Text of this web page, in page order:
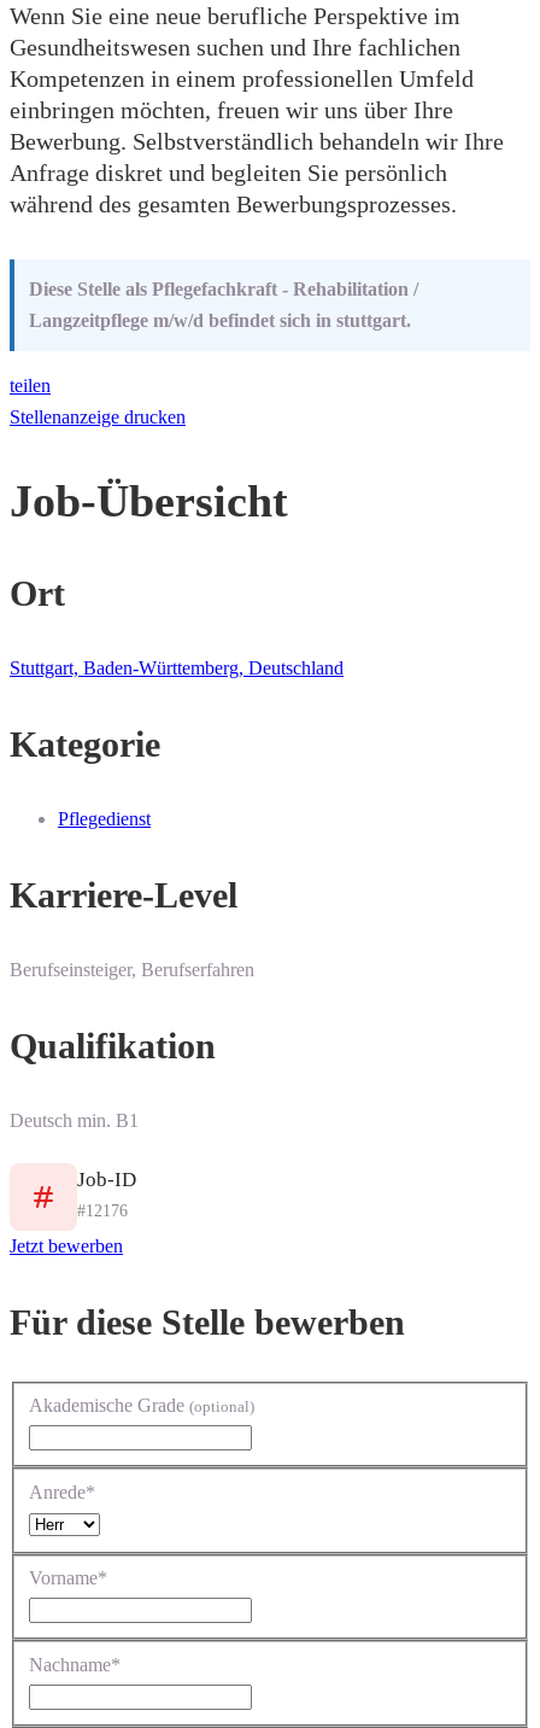
Wenn Sie eine neue berufliche Perspektive im
Gesundheitswesen suchen und Ihre fachlichen
Kompetenzen in einem professionellen Umfeld
einbringen möchten, freuen wir uns über Ihre
Bewerbung. Selbstverständlich behandeln wir Ihre
Anfrage diskret und begleiten Sie persönlich
während des gesamten Bewerbungsprozesses.
Diese Stelle als Pflegefachkraft - Rehabilitation /
Langzeitpflege m/w/d befindet sich in stuttgart.
teilen
Stellenanzeige drucken
Job-Übersicht
Ort
Stuttgart, Baden-Württemberg, Deutschland
Kategorie
Pflegedienst
Karriere-Level
Berufseinsteiger, Berufserfahren
Qualifikation
Deutsch min. B1
Job-ID
#12176
Jetzt bewerben
Für diese Stelle bewerben
Akademische Grade (optional)
Anrede*
Vorname*
Nachname*